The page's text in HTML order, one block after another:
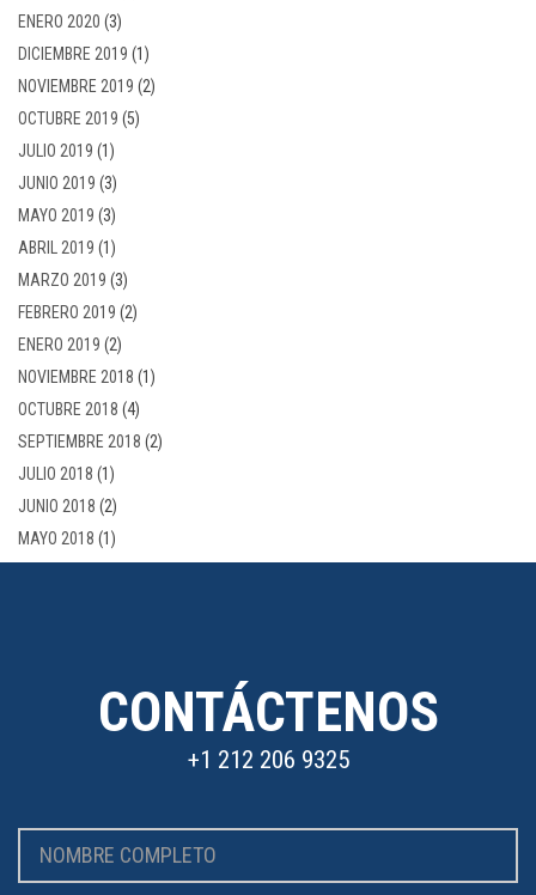
ENERO 2020 (3)
DICIEMBRE 2019 (1)
NOVIEMBRE 2019 (2)
OCTUBRE 2019 (5)
JULIO 2019 (1)
JUNIO 2019 (3)
MAYO 2019 (3)
ABRIL 2019 (1)
MARZO 2019 (3)
FEBRERO 2019 (2)
ENERO 2019 (2)
NOVIEMBRE 2018 (1)
OCTUBRE 2018 (4)
SEPTIEMBRE 2018 (2)
JULIO 2018 (1)
JUNIO 2018 (2)
MAYO 2018 (1)
CONTÁCTENOS
+1 212 206 9325